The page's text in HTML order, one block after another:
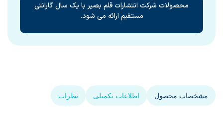
محصولات شرکت انتشارات قلم بصیر با یک سال گارانتی
مستقیم ارائه می شود.
مشخصات محصول اطلاعات تکمیلی نظرات